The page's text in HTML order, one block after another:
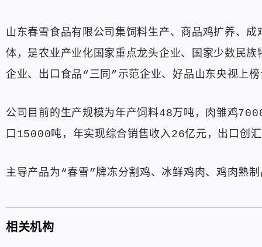
山东春雪食品有限公司集饲料生产、商品鸡扩养、
体，是农业产业化国家重点龙头企业、国家少数民
企业、出口食品“三同”示范企业、好品山东央视上
公司目前的生产规模为年产饲料48万吨，肉雏鸡
口15000吨，年实现综合销售收入26亿元，出口创
主导产品为“春雪”牌冻分割鸡、冰鲜鸡肉、鸡肉熟
相关机构